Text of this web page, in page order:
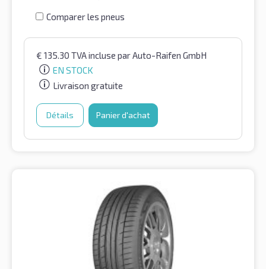
Comparer les pneus
€ 135.30 TVA incluse par Auto-Raifen GmbH
EN STOCK
Livraison gratuite
Détails Panier d'achat